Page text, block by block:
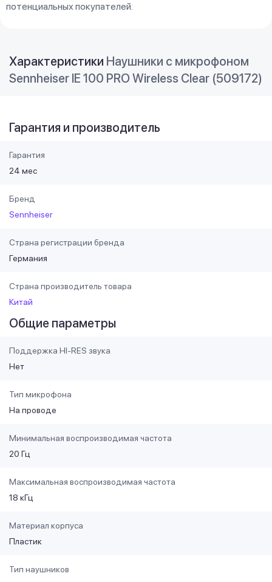
потенциальных покупателей.
Характеристики Наушники с микрофоном
Sennheiser IE 100 PRO Wireless Clear (509172)
Гарантия и производитель
Гарантия
24 мес
Бренд
Sennheiser
Страна регистрации бренда
Германия
Страна производитель товара
Китай
Общие параметры
Поддержка HI-RES звука
Нет
Тип микрофона
На проводе
Минимальная воспроизводимая частота
20 Гц
Максимальная воспроизводимая частота
18 кГц
Материал корпуса
Пластик
Тип наушников